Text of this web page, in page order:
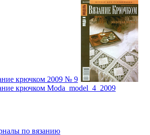
крючком 2009 № 9
крючком Moda_model_4_2009
по вязанию